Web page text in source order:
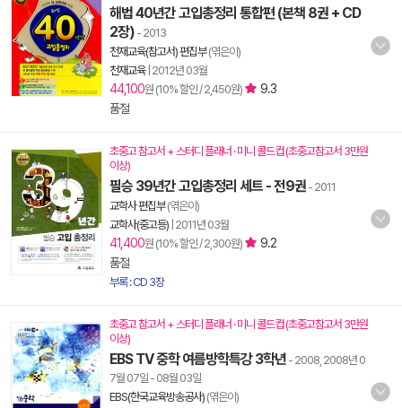
해법 40년간 고입총정리 통합편 (본책 8권 + CD
2장) - 2013
천재교육(참고서) 편집부(엮은이)
천재교육| 2012년 03월
44,100원 (10% 할인 / 2,450원)
9.3
품절
초중고 참고서 + 스터디 플래너 · 미니 콜드컵 (초중고참고서 3만원
이상)
필승 39년간 고입총정리 세트 - 전9권 - 2011
교학사 편집부(엮은이)
교학사(중고등) 2011년 03월
41,400원 (10% 할인 / 2,300원)
9.2
품절
부록 : CD 3장
초중고 참고서 + 스터디 플래너 · 미니 콜드컵 (초중고참고서 3만원
이상)
EBS TV 중학 여름방학특강 3학년 - 2008, 2008년 0
7월 07일 - 08월 03일
EBS(한국교육방송공사) (엮은이)